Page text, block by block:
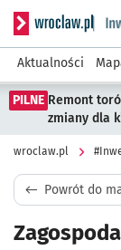
Serwis
Aktualności
PILNE Remont
zmiany dla
wroclaw.pl
Powrót do